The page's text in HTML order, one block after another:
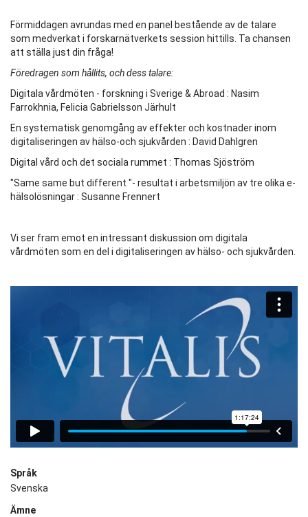
Förmiddagen avrundas med en panel bestående av de talare
som medverkat i forskarnätverkets session hittills. Ta chansen
att ställa just din fråga!
Föredragen som hållits, och dess talare:
Digitala vårdmöten - forskning i Sverige & Abroad : Nasim
Farrokhnia, Felicia Gabrielsson Järhult
En systematisk genomgång av effekter och kostnader inom
digitaliseringen av hälso-och sjukvården : David Dahlgren
Digital vård och det sociala rummet : Thomas Sjöström
"Same same but different "- resultat i arbetsmiljön av tre olika e-
hälsolösningar : Susanne Frennert
Vi ser fram emot en intressant diskussion om digitala
vårdmöten som en del i digitaliseringen av hälso- och sjukvården.
Språk
Svenska
Ämne